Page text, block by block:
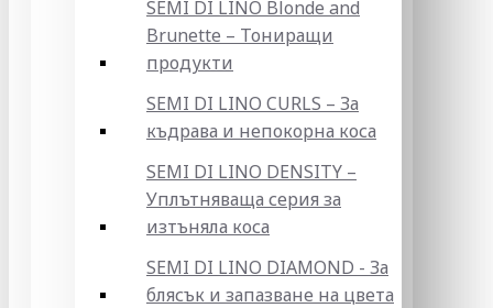
SEMI DI LINO Blonde and
Brunette – Тониращи
продукти
SEMI DI LINO CURLS – За
къдрава и непокорна коса
SEMI DI LINO DENSITY –
Уплътняваща серия за
изтъняла коса
SEMI DI LINO DIAMOND - За
блясък и запазване на цвета